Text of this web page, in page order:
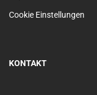
Cookie Einstellungen
KONTAKT